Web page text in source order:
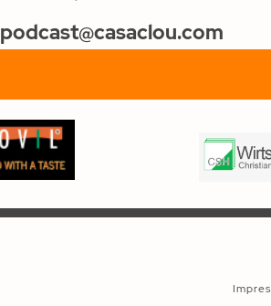
lou.com